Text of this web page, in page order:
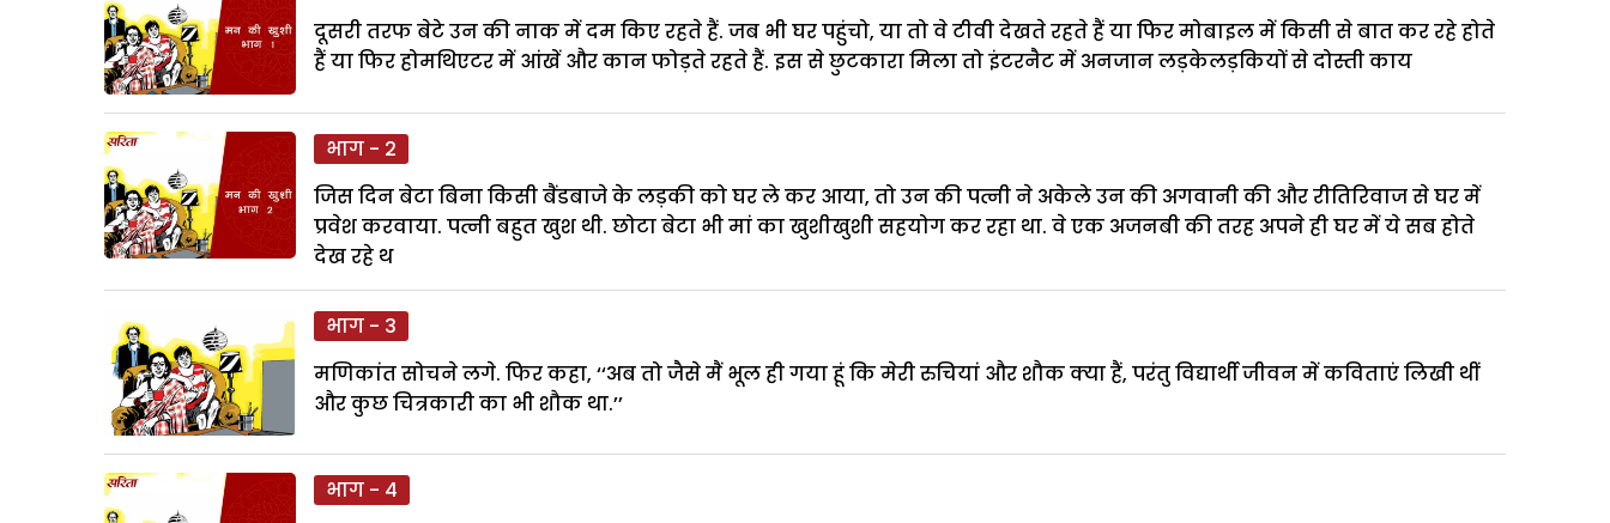
दूसरी तरफ बेटे उन की नाक में दम किए रहते हैं. जब भी घर पहुंचो, या तो वे टीवी देखते रहते हैं या फिर मोबाइल में किसी से बात कर रहे होते
हैं या फिर होमथिएटर में आंखें और कान फोड़ते रहते हैं. इस से छुटकारा मिला तो इंटरनैट में अनजान लड़केलड़कियों से दोस्ती काय
भाग - 2
जिस दिन बेटा बिना किसी बैंडबाजे के लड़की को घर ले कर आया, तो उन की पत्नी ने अकेले उन की अगवानी की और रीतिरिवाज से घर में
प्रवेश करवाया. पत्नी बहुत खुश थी. छोटा बेटा भी मां का खुशीखुशी सहयोग कर रहा था. वे एक अजनबी की तरह अपने ही घर में ये सब होते
देख रहे थ
भाग - 3
मणिकांत सोचने लगे. फिर कहा, ‘‘अब तो जैसे मैं भूल ही गया हूं कि मेरी रुचियां और शौक क्या हैं, परंतु विद्यार्थी जीवन में कविताएं लिखी थीं
और कुछ चित्रकारी का भी शौक था.’’
भाग - 4